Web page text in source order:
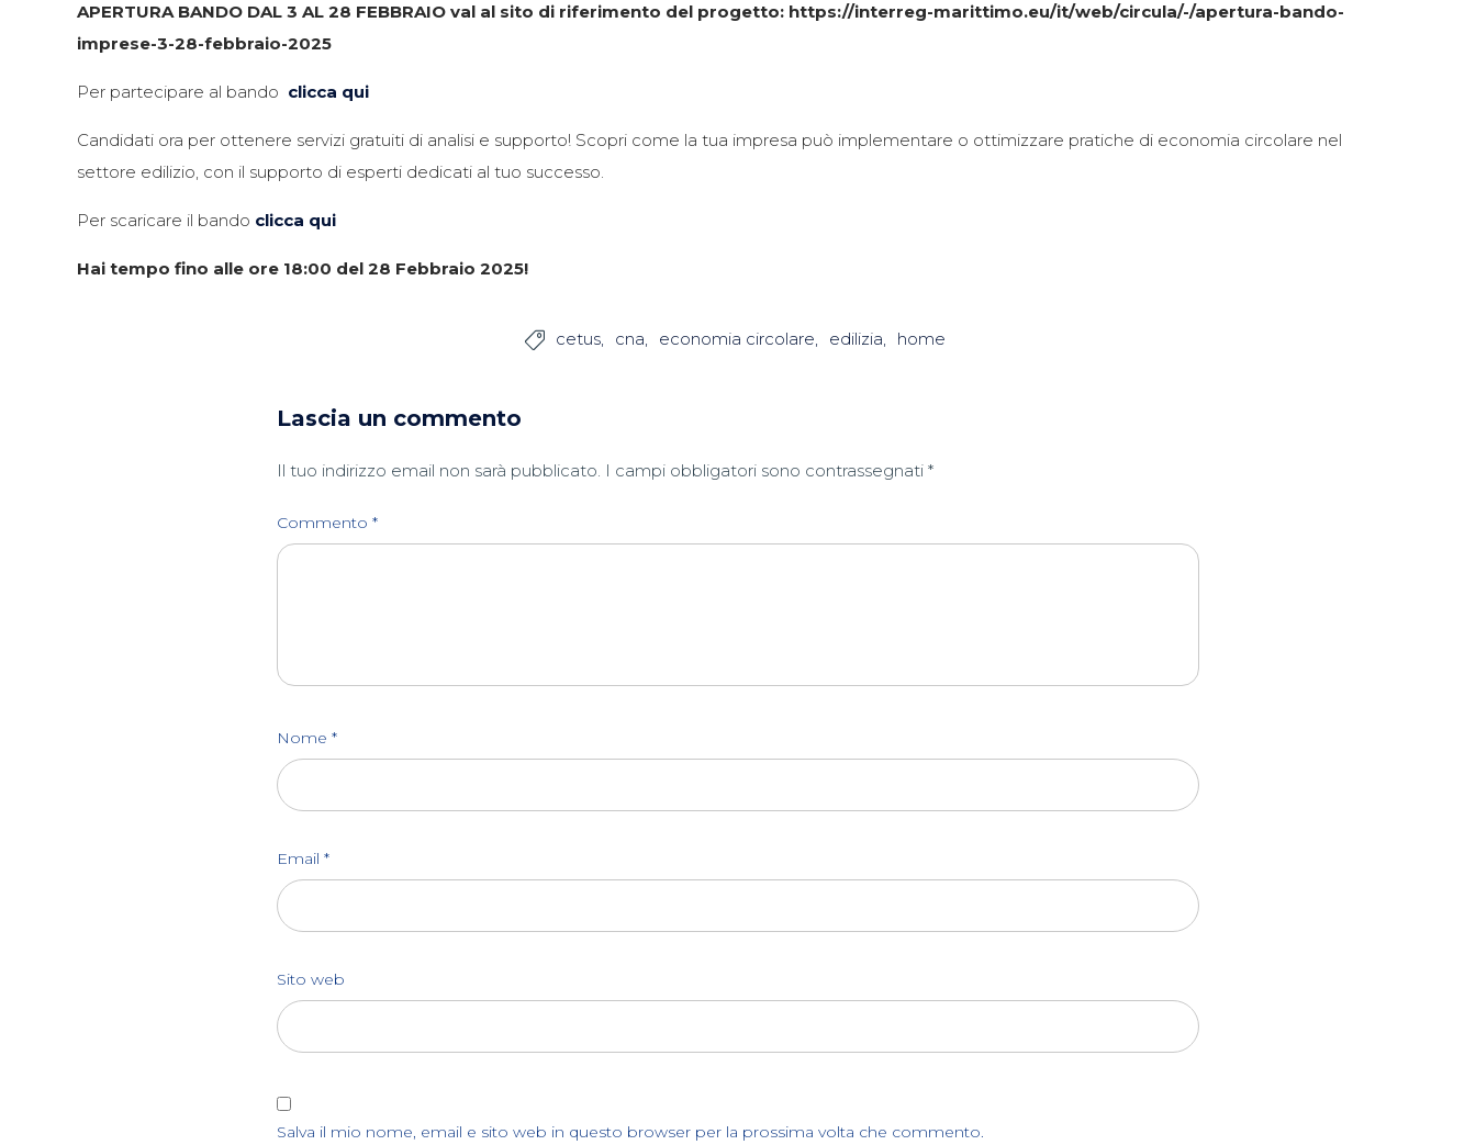
APERTURA BANDO DAL 3 AL 28 FEBBRAIO val al sito di riferimento del progetto: https://interreg-marittimo.eu/it/web/circula/-/apertura-bando-
imprese-3-28-febbraio-2025
Per partecipare al bando clicca qui
Candidati ora per ottenere servizi gratuiti di analisi e supporto! Scopri come la tua impresa può implementare o ottimizzare pratiche di economia circolare nel
settore edilizio, con il supporto di esperti dedicati al tuo successo.
Per scaricare il bando clicca qui
Hai tempo fino alle ore 18:00 del 28 Febbraio 2025!
 cetus cna economia circolare edilizia home
Lascia un commento
Il tuo indirizzo email non sarà pubblicato. I campi obbligatori sono contrassegnati *
Commento *
Nome *
Email *
Sito web
Salva il mio nome, email e sito web in questo browser per la prossima volta che commento.